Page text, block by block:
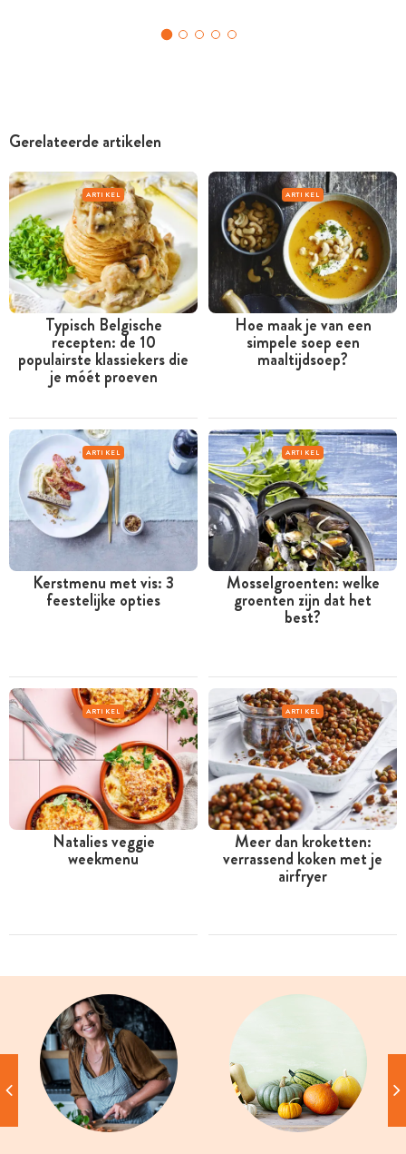
Gerelateerde artikelen
ARTIKEL
Typisch Belgische
recepten: de 10
populairste klassiekers die
je móét proeven
ARTIKEL
Hoe maak je van een
simpele soep een
maaltijdsoep?
ARTIKEL
Kerstmenu met vis: 3
feestelijke opties
ARTIKEL
Mosselgroenten: welke
groenten zijn dat het
best?
ARTIKEL
Natalies veggie
weekmenu
ARTIKEL
Meer dan kroketten:
verrassend koken met je
airfryer